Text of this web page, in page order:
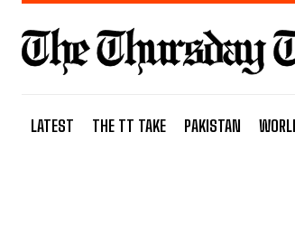
LATEST THE TT TAKE PAKISTAN